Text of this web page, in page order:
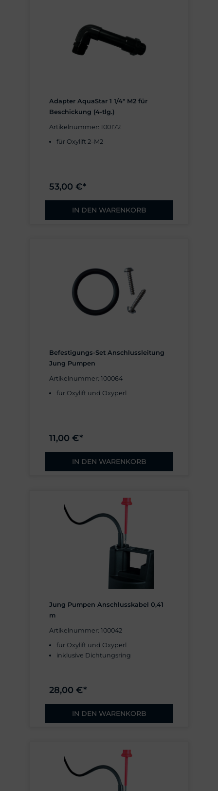
Adapter AquaStar 1 1/4" M2 für
Beschickung (4-tlg.)
Artikelnummer: 100172
für Oxylift 2–M2
53,00 €*
IN DEN WARENKORB
Befestigungs-Set Anschlussleitung
Jung Pumpen
Artikelnummer: 100064
für Oxylift und Oxyperl
11,00 €*
IN DEN WARENKORB
Jung Pumpen Anschlusskabel 0,41
m
Artikelnummer: 100042
für Oxylift und Oxyperl
inklusive Dichtungsring
28,00 €*
IN DEN WARENKORB